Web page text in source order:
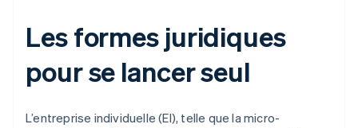
Les formes juridiques
pour se lancer seul
L’entreprise individuelle (EI), telle que la micro-